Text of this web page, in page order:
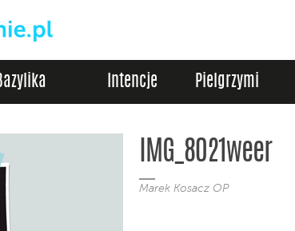
Intencje Pielgrzymi
IMG_8021weer
Marek Kosacz OP